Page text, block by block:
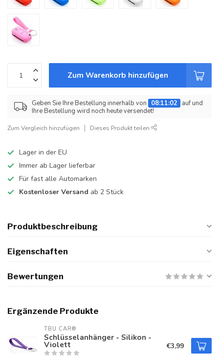
Zum Warenkorb hinzufügen
Geben Sie Ihre Bestellung innerhalb von 08:11:01
auf und
Ihre Bestellung wird noch heute versendet!
Zum Vergleich hinzufügen Dieses Produkt teilen
Lager in der EU
Immer ab Lager lieferbar
Für fast alle Automarken
Kostenloser Versand ab 2 Stück
Produktbeschreibung
Eigenschaften
Bewertungen
Ergänzende Produkte
TBU CAR®
Schlüsselanhänger - Silikon -
Violett €3,99